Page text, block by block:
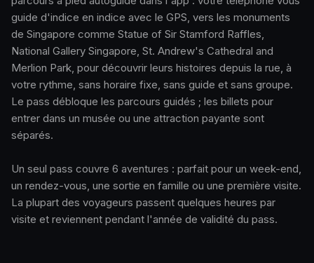
guide d'indice en indice avec le GPS, vers les monuments
de Singapore comme Statue of Sir Stamford Raffles,
National Gallery Singapore, St. Andrew's Cathedral and
Merlion Park, pour découvrir leurs histoires depuis la rue, à
votre rythme, sans horaire fixe, sans guide et sans groupe.
Le pass débloque les parcours guidés ; les billets pour
entrer dans un musée ou une attraction payante sont
séparés.
Un seul pass couvre 6 aventures : parfait pour un week-end,
un rendez-vous, une sortie en famille ou une première visite.
La plupart des voyageurs passent quelques heures par
visite et reviennent pendant l'année de validité du pass.